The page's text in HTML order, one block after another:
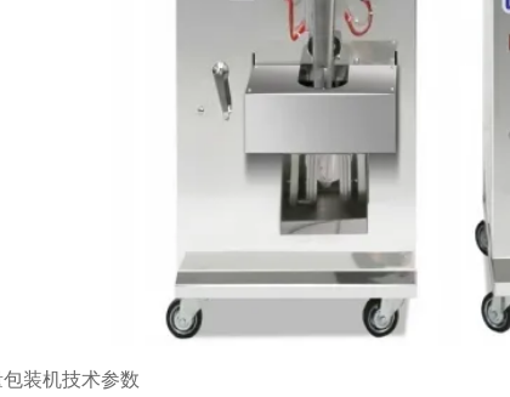
装机技术参数